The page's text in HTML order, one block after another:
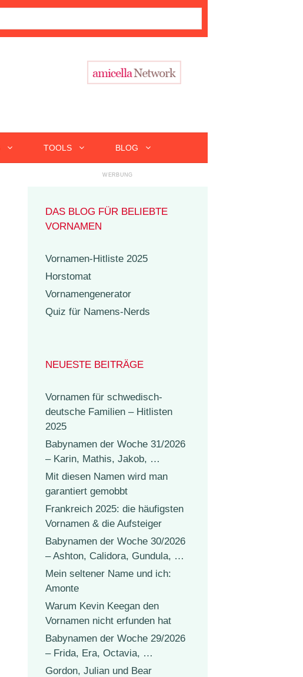
TOOLS BLOG
DAS BLOG FÜR BELIEBTE
VORNAMEN
Vornamen-Hitliste 2025
Horstomat
Vornamengenerator
Quiz für Namens-Nerds
NEUESTE BEITRÄGE
Vornamen für schwedisch-
deutsche Familien – Hitlisten
2025
Babynamen der Woche 31/2026
– Karin, Mathis, Jakob, …
Mit diesen Namen wird man
garantiert gemobbt
Frankreich 2025: die häufigsten
Vornamen & die Aufsteiger
Babynamen der Woche 30/2026
– Ashton, Calidora, Gundula, …
Mein seltener Name und ich:
Amonte
Warum Kevin Keegan den
Vornamen nicht erfunden hat
Babynamen der Woche 29/2026
– Frida, Era, Octavia, …
Gordon, Julian und Bear